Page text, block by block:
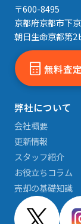
〒600-8495
京都府京都市下
朝日生命京都第2
無料査
弊社について
会社概要
更新情報
スタッフ紹介
お役立ちコラム
売却の基礎知識